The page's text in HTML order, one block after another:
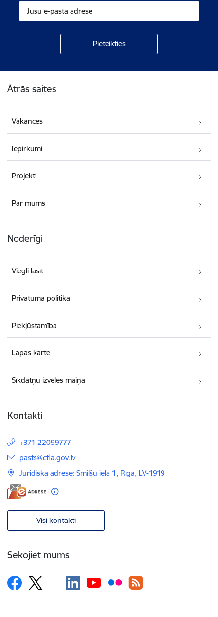
Ātrās saites
Vakances
Iepirkumi
Projekti
Par mums
Noderīgi
Viegli lasīt
Privātuma politika
Piekļūstamība
Lapas karte
Sīkdatņu izvēles maiņa
Kontakti
+371 22099777
E-pasts:
pasts@cfla.gov.lv
Juridiskā adrese: Smilšu iela 1, Rīga, LV-1919
Visi kontakti
Sekojiet mums